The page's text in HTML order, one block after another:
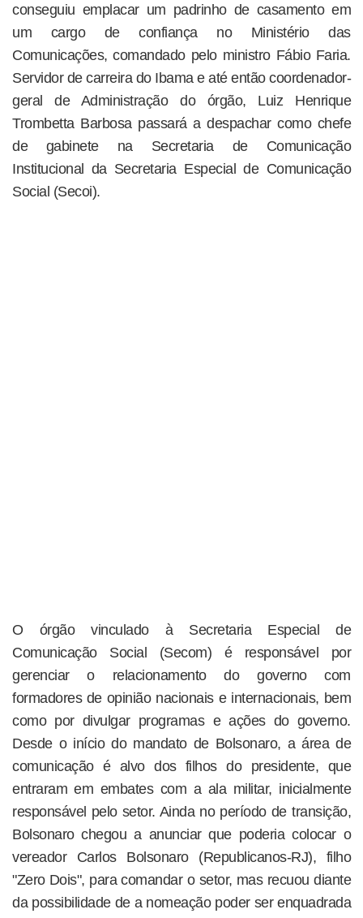
conseguiu emplacar um padrinho de casamento em
um cargo de confiança no Ministério das
Comunicações, comandado pelo ministro Fábio Faria.
Servidor de carreira do Ibama e até então coordenador-
geral de Administração do órgão, Luiz Henrique
Trombetta Barbosa passará a despachar como chefe
de gabinete na Secretaria de Comunicação
Institucional da Secretaria Especial de Comunicação
Social (Secoi).
O órgão vinculado à Secretaria Especial de
Comunicação Social (Secom) é responsável por
gerenciar o relacionamento do governo com
formadores de opinião nacionais e internacionais, bem
como por divulgar programas e ações do governo.
Desde o início do mandato de Bolsonaro, a área de
comunicação é alvo dos filhos do presidente, que
entraram em embates com a ala militar, inicialmente
responsável pelo setor. Ainda no período de transição,
Bolsonaro chegou a anunciar que poderia colocar o
vereador Carlos Bolsonaro (Republicanos-RJ), filho
"Zero Dois", para comandar o setor, mas recuou diante
da possibilidade de a nomeação poder ser enquadrada